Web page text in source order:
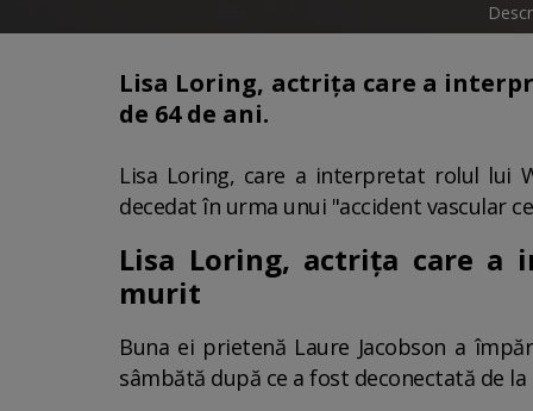
Lisa Loring, actriţa care a
de 64 de ani.
Lisa Loring, care a interpretat rolul lui
decedat în urma unui "accident vascular
Lisa Loring, actriţa care a
murit
Buna ei prietenă Laure Jacobson a
sâmbătă după ce a fost deconectată de la